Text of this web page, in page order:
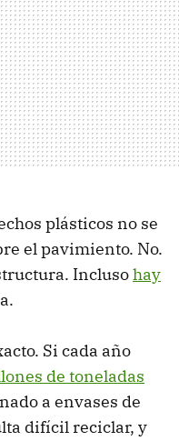
plásticos no se
el pavimiento. No.
Inclusohay
Si cada año
de toneladas
a envases de
difícil reciclar, y